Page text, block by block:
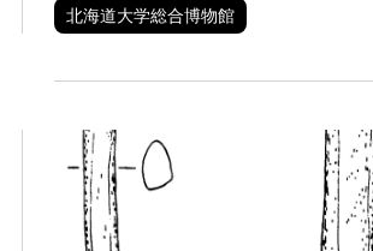
北海道大学総合博物館